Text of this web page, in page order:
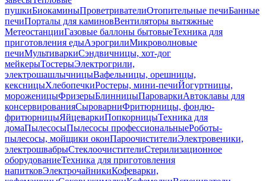
пушкиБиокаминыПроветривателиОтопительные печиБанные
печиПорталы для каминовВентиляторы вытяжные
МетеостанцииГазовые баллоны бытовыеТехника для
приготовления едыАэрогрилиМикроволновые
печиМультиваркиСэндвичницы, хот-дог
мейкерыТостерыЭлектрогрили,
электрошашлычницыВафельницы, орешницы,
кексницыХлебопечкиРостеры, мини-печиЙогуртницы,
мороженицыФризерыБлинницыПароваркиАвтоклавы для
консервированияСыроварниФритюрницы, фондю-
фритюрницыЯйцеваркиПопкорницыТехника для
домаПылесосыПылесосы профессиональныеРоботы-
пылесосы, мойщики оконПароочистителиЭлектровеники,
электрошвабрыСтеклоочистителиСтерилизационное
оборудованиеТехника для приготовления
напитковЭлектрочайникиКофеварки,